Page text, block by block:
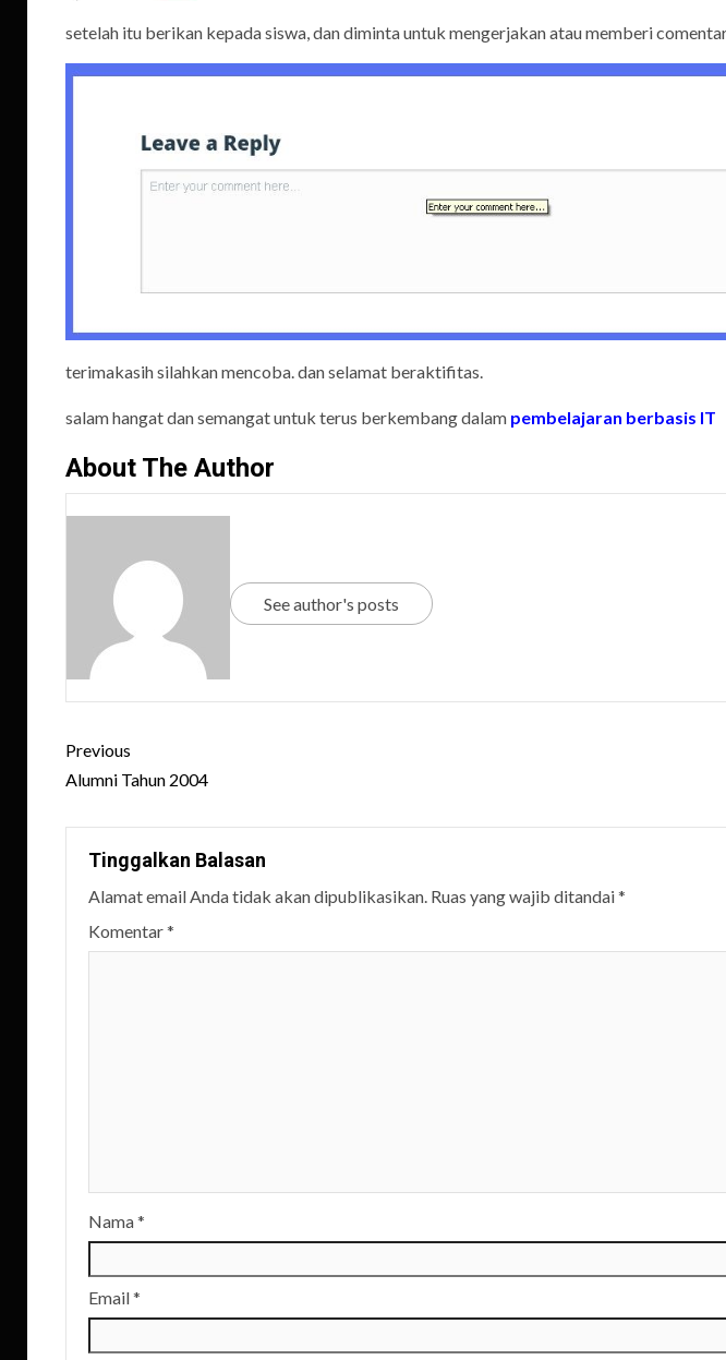
setelah itu berikan kepada siswa, dan diminta untuk mengerjakan atau memberi
terimakasih silahkan mencoba. dan selamat beraktifitas.
salam hangat dan semangat untuk terus berkembang dalam pembelajaran berbasis IT
About The Author
See author's posts
Post
navigation
Previous
Alumni Tahun 2004
Tinggalkan Balasan
Alamat email Anda tidak akan dipublikasikan. Ruas yang wajib ditandai*
Komentar*
Nama*
Email*